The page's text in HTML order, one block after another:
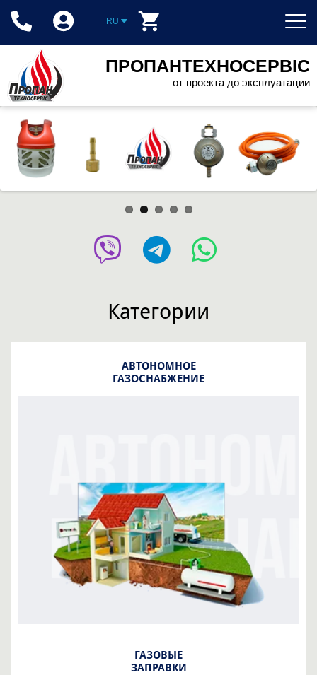
ПРОПАНТЕХНОСЕРВІС
от проекта до эксплуатации
RU
Категории
АВТОНОМНОЕ
ГАЗОСНАБЖЕНИЕ
ГАЗОВЫЕ
ЗАПРАВКИ